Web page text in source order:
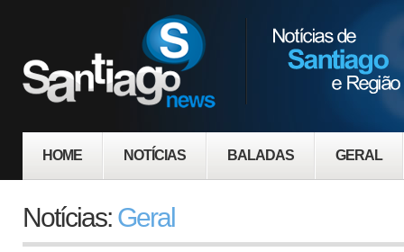
HOME NOTÍCIAS BALADAS GERAL
Notícias: Geral